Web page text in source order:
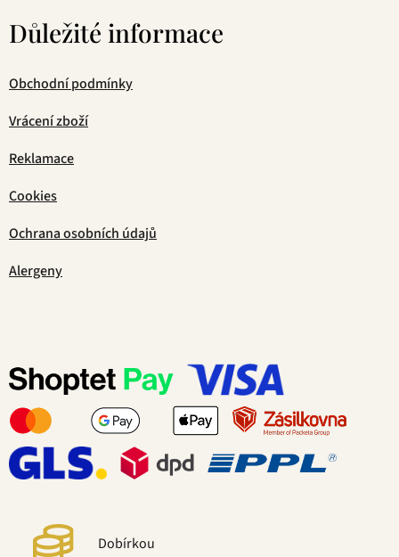
Důležité informace
Obchodní podmínky
Vrácení zboží
Reklamace
Cookies
Ochrana osobních údajů
Alergeny
Dobírkou